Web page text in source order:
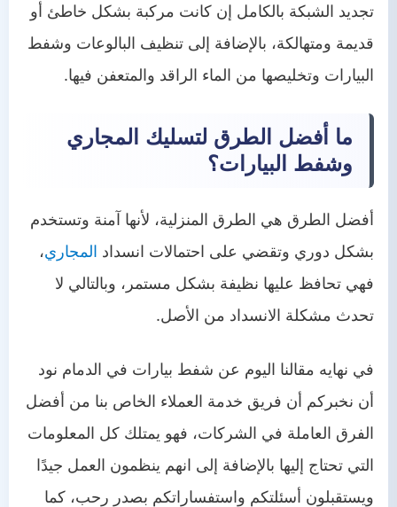
تجديد الشبكة بالكامل إن كانت مركبة بشكل خاطئ أو
قديمة ومتهالكة، بالإضافة إلى تنظيف البالوعات وشفط
البيارات وتخليصها من الماء الراقد والمتعفن فيها.
ما أفضل الطرق لتسليك المجاري
وشفط البيارات؟
أفضل الطرق هي الطرق المنزلية، لأنها آمنة وتستخدم
بشكل دوري وتقضي على احتمالات انسداد المجاري،
فهي تحافظ عليها نظيفة بشكل مستمر، وبالتالي لا
تحدث مشكلة الانسداد من الأصل.
في نهايه مقالنا اليوم عن شفط بيارات في الدمام نود
أن نخبركم أن فريق خدمة العملاء الخاص بنا من أفضل
الفرق العاملة في الشركات، فهو يمتلك كل المعلومات
التي تحتاج إليها بالإضافة إلى انهم ينظمون العمل جيدًا
ويستقبلون أسئلتكم واستفساراتكم بصدر رحب، كما